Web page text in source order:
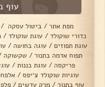
עוף
מפת אתר / ביטול עסקה /
כדורי שוקולד / עוגת שוקולד /
עוגת תפוזים / עוגה בחושה /
תפוח אדמה בתנור / שקשוקה
פריקסה / עוגת בננות /
עוגיות שוקולד צ׳יפס /
עוף בתנור / מרק עדשים /